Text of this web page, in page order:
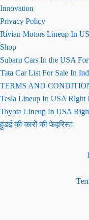
Innovation
Privacy Policy
Rivian Motors Lineup In
Shop
Subaru Cars In the USA
Tata Car List For Sale In
TERMS AND
Tesla Lineup In USA Right
Toyota Lineup In USA
हुंडई की कारों की फेहरिस्त